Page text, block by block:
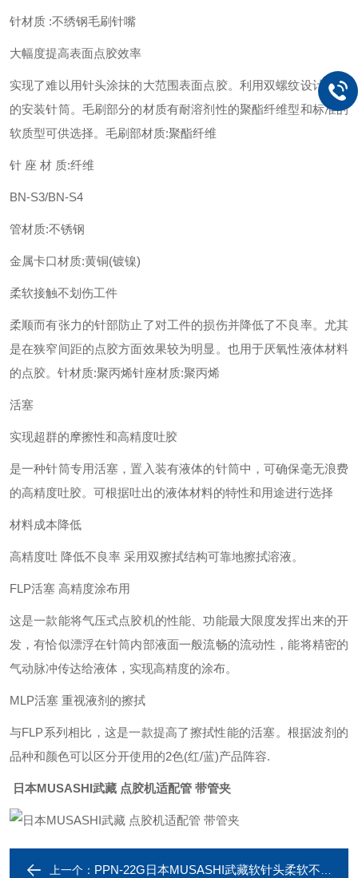
针材质 :不绣钢毛刷针嘴
大幅度提高表面点胶效率
实现了难以用针头涂抹的大范围表面点胶。利用双螺纹设计牢固
的安装针筒。毛刷部分的材质有耐溶剂性的聚酯纤维型和标准的
软质型可供选择。毛刷部材质:聚酯纤维
针 座 材 质:纤维
BN-S3/BN-S4
管材质:不锈钢
金属卡口材质:黄铜(镀镍)
柔软接触不划伤工件
柔顺而有张力的针部防止了对工件的损伤并降低了不良率。尤其
是在狭窄间距的点胶方面效果较为明显。也用于厌氧性液体材料
的点胶。针材质:聚丙烯针座材质:聚丙烯
活塞
实现超群的摩擦性和高精度吐胶
是一种针筒专用活塞，置入装有液体的针筒中，可确保毫无浪费
的高精度吐胶。可根据吐出的液体材料的特性和用途进行选择
材料成本降低
高精度吐 降低不良率 采用双擦拭结构可靠地擦拭溶液。
FLP活塞 高精度涂布用
这是一款能将气压式点胶机的性能、功能最大限度发挥出来的开
发，有恰似漂浮在针筒内部液面一般流畅的流动性，能将精密的
气动脉冲传达给液体，实现高精度的涂布。
MLP活塞 重视液剂的擦拭
与FLP系列相比，这是一款提高了擦拭性能的活塞。根据波剂的
品种和颜色可以区分开使用的2色(红/蓝)产品阵容.
日本MUSASHI武藏 点胶机适配管 带管夹
上一个： PPN-22G日本MUSASHI武藏软针头柔软不划伤工件点胶